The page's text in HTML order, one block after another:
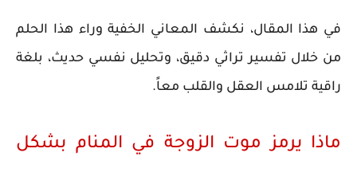
في هذا المقال، نكشف المعاني الخفية وراء هذا الحلم
من خلال تفسير تراثي دقيق، وتحليل نفسي حديث، بلغة
راقية تلامس العقل والقلب معاً.
ماذا يرمز موت الزوجة في المنام بشكل